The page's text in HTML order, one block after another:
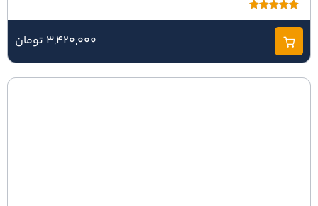
امتیاز5.00
از 5
3,420,000 تومان